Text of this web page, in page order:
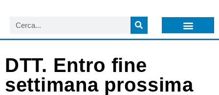
DTT. Entro fine
settimana prossima